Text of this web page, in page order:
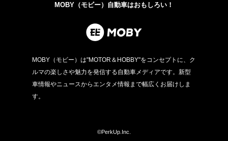
MOBY（モビー）自動車はおもしろい！
MOBY（モビー）は"MOTOR＆HOBBY"をコンセプトに、ク
ルマの楽しさや魅力を発信する自動車メディアです。新型
車情報やニュースからエンタメ情報まで幅広くお届けしま
す。
©PerkUp.Inc.